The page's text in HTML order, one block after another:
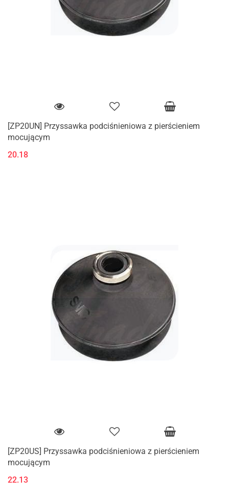
[ZP20UN] Przyssawka podciśnieniowa z pierścieniem
mocującym
20.18
[ZP20US] Przyssawka podciśnieniowa z pierścieniem
mocującym
22.13